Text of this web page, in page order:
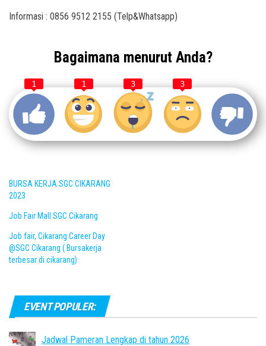
Informasi : 0856 9512 2155 (Telp&Whatsapp)
Bagaimana menurut Anda?
1 1 3 3
BURSA KERJA SGC CIKARANG
2023
Job Fair Mall SGC Cikarang
Job fair, Cikarang Career Day
@SGC Cikarang ( Bursakerja
terbesar di cikarang)
EVENT POPULER:
Jadwal Pameran Lengkap di tahun 2026